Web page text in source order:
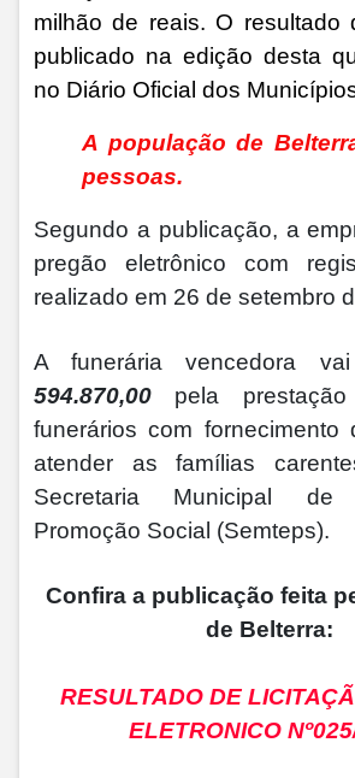
milhão de reais. O resultado
publicado na edição desta
no Diário Oficial dos
A população de
pessoas.
Segundo a publicação, a
pregão eletrônico com
realizado em 26 de setembro
A funerária vencedora
594.870,00 pela
funerários com fornecimento
atender as famílias
Secretaria Municipal
Promoção Social (Semteps).
Confira a publicação feita
de Belterra:
RESULTADO DE
ELETRONICO